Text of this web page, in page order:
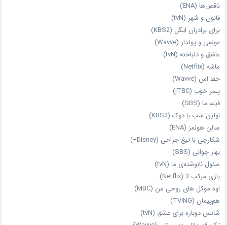
ناقص‌ها (ENA)
قانون و شهر (tvN)
برای برادران ایگل (KBS2)
عوضی و پولدار (Wavve)
عاشق و دلباخته (tvN)
ماشه (Netflix)
خط اس (Wavve)
پسر خوب (jTBC)
فیلم ما (SBS)
اولین شب با دوک (KBS2)
سالن هولمز (ENA)
شکارچی با تیغ جراحی (Disney+)
بهار جوانی (SBS)
سئول نانوشته‌ی ما (tvN)
بازی مرکب 3 (Netflix)
اوه موکل های روحی من (MBC)
هم‌پیمان (TVING)
شانس دوباره برای عشق (tvN)